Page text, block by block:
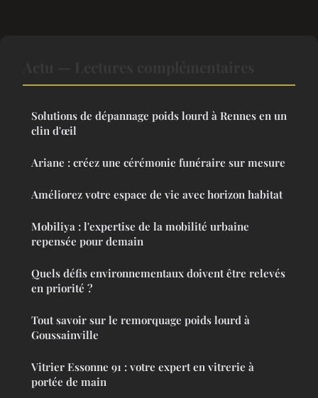
Solutions de dépannage poids lourd à Rennes en un
clin d'œil
Ariane : créez une cérémonie funéraire sur mesure
Améliorez votre espace de vie avec horizon habitat
Mobiliya : l'expertise de la mobilité urbaine
repensée pour demain
Quels défis environnementaux doivent être relevés
en priorité ?
Tout savoir sur le remorquage poids lourd à
Goussainville
Vitrier Essonne 91 : votre expert en vitrerie à
portée de main